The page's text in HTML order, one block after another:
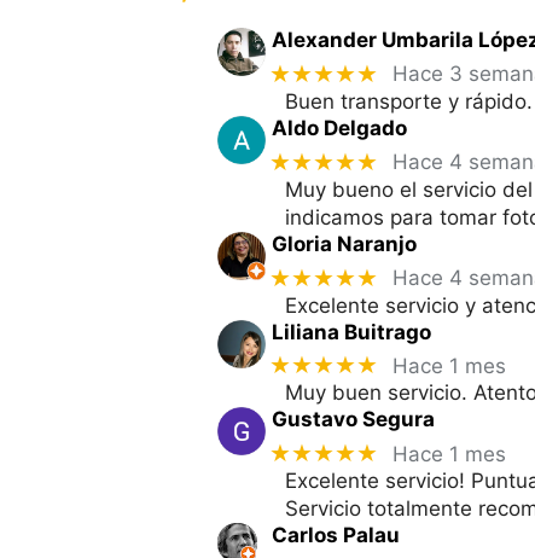
Alexander Umbarila
★★★★★
Hace 3
Buen transporte y rápido.
Aldo Delgado
★★★★★
Hace 4
Muy bueno el servicio
indicamos para tomar
Gloria Naranjo
★★★★★
Hace 4
Excelente servicio y
Liliana Buitrago
★★★★★
Hace 1 mes
Muy buen servicio.
Gustavo Segura
★★★★★
Hace 1 mes
Excelente servicio!
Servicio totalmente
Carlos Palau